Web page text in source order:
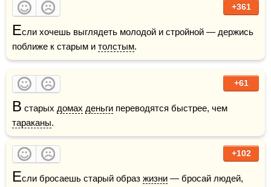
+361
Если хочешь выглядеть молодой и стройной — держись
поближе к старым и толстым.
+61
В старых домах деньги
тараканы.
+102
Если бросаешь старый образ жизни — бросай людей,